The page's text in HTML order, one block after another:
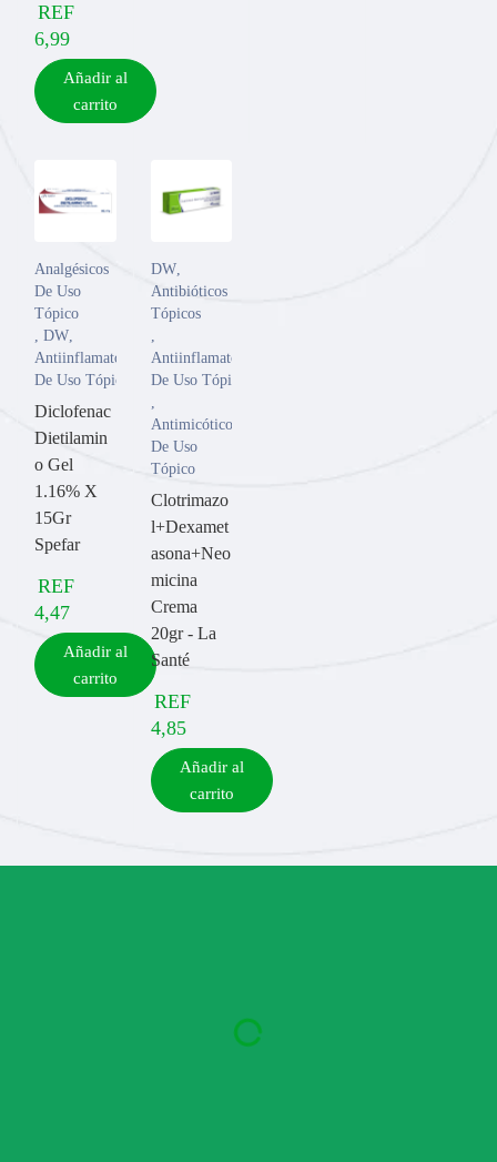
REF
6,99
Añadir al
carrito
Analgésicos
De Uso
Tópico
DW
Antiinflamatorios
De Uso Tópico
Diclofenac
Dietilamin
o Gel
1.16% X
15Gr
Spefar
REF
4,47
Añadir al
carrito
DW,
Antibióticos
Tópicos
Antiinflamatorios
De Uso Tópico
Antimicóticos
De Uso
Tópico
Clotrimazo
l+Dexamet
asona+Neo
micina
Crema
20gr - La
Santé
REF
4,85
Añadir al
carrito